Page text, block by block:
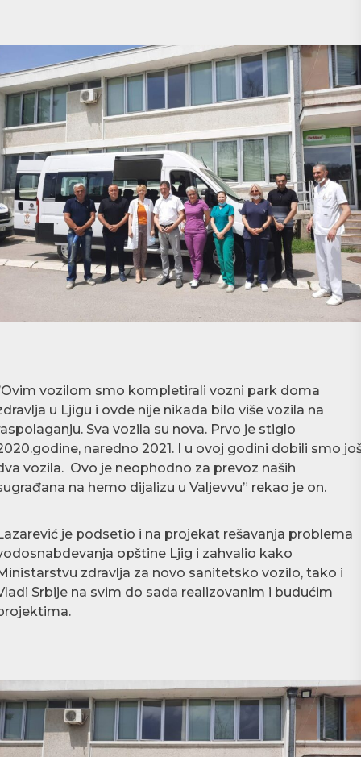
vozilom smo kompletirali vozni park doma
u Ljigu i ovde nije nikada bilo više vozila na
Sva vozila su nova. Prvo je stiglo
naredno 2021. I u ovoj godini dobili smo
vozila. Ovo je neophodno za prevoz naših
na hemo dijalizu u Valjevvu” rekao je on.
je podsetio i na projekat rešavanja problema
opštine Ljig i zahvalio kako
zdravlja za novo sanitetsko vozilo, tako i
Srbije na svim do sada realizovanim i budućim